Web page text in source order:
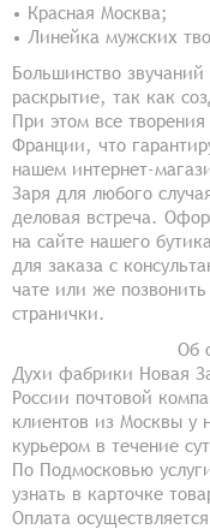
• Красная Москва;
• Линейка мужских
Большинство
раскрытие, так как
При этом все
Франции, что
нашем интернет-
Заря для любого
деловая встреча.
на сайте нашего
для заказа с
чате или же
странички.
Об
Духи фабрики Новая
России почтовой
клиентов из Москвы у
курьером в течение
По Подмосковью
узнать в карточке
Оплата